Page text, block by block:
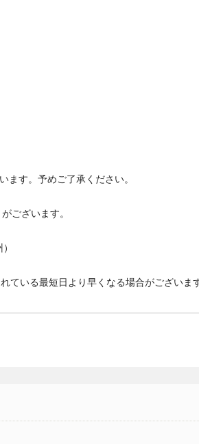
す。予めご了承ください。
ございます。
いる最短日より早くなる場合がございま